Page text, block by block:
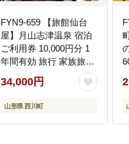
FYN9-659 【旅館仙台
屋】月山志津温泉 宿泊
ご利用券 10,000円分 1
年間有効 旅行 家族旅行
旅行券 宿泊 宿泊券 温泉
旅館 ホテル チケット ク
ーポン 観光 グルメ 雪
34,000円
山形県 西川町